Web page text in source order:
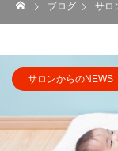
ブログ サロ
サロンからのNEWS